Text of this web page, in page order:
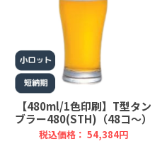
【480ml/1色印刷】T型タン
ブラー480(STH)（48コ～）
税込価格： 54,384円